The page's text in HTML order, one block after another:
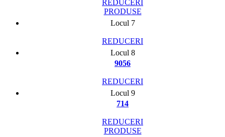
REDUCERI
PRODUSE
Locul 7
REDUCERI
Locul 8
9056
REDUCERI
Locul 9
714
REDUCERI
PRODUSE